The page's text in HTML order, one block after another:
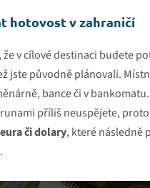
hotovost v zahraničí
že v cílové destinaci budete
jste původně plánovali.
bance či v
příliš neuspějete,
či dolary, které následně